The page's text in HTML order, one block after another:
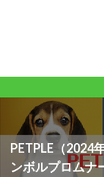
PETPLE（2024
ンボルプロム